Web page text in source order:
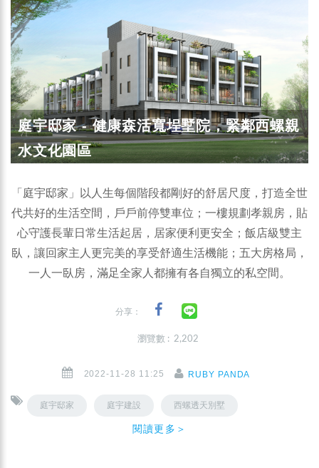
庭宇邸家 - 健康森活寬埕墅院，緊鄰西螺親
水文化園區
「庭宇邸家」以人生每個階段都剛好的舒居尺度，打造全世
代共好的生活空間，戶戶前停雙車位；一樓規劃孝親房，貼
心守護長輩日常生活起居，居家便利更安全；飯店級雙主
臥，讓回家主人更完美的享受舒適生活機能；五大房格局，
一人一臥房，滿足全家人都擁有各自獨立的私空間。
分享：
瀏覽數 : 2,202
2022-11-28 11:25 RUBY PANDA
庭宇邸家 庭宇建設 西螺透天別墅
閱讀更多＞